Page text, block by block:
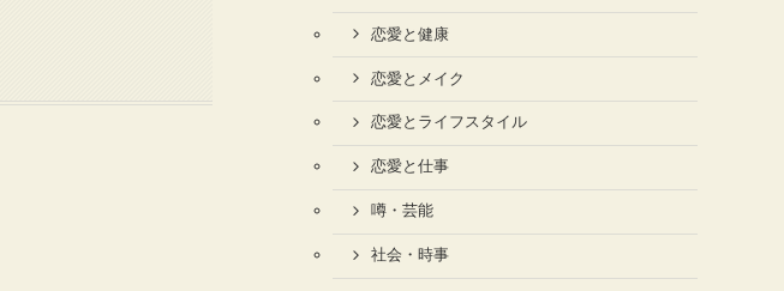
恋愛と健康
恋愛とメイク
恋愛とライフスタイル
恋愛と仕事
噂・芸能
社会・時事